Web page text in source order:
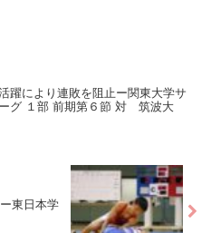
躍により連敗を阻止ー関東大学サ
グ １部 前期第６節 対 筑波大
東日本学